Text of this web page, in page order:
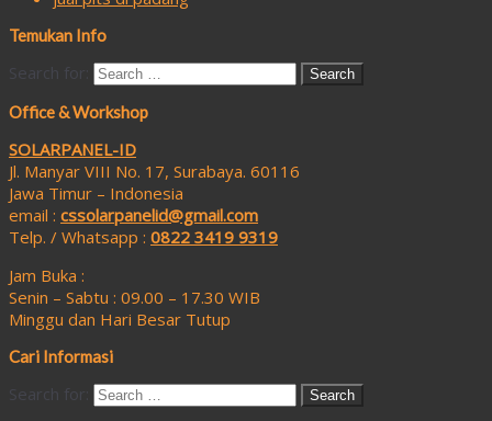
Temukan Info
Search for:
Office & Workshop
SOLARPANEL-ID
Jl. Manyar VIII No. 17, Surabaya. 60116
Jawa Timur – Indonesia
email : cssolarpanelid@gmail.com
Telp. / Whatsapp : 0822 3419 9319
Jam Buka :
Senin – Sabtu : 09.00 – 17.30 WIB
Minggu dan Hari Besar Tutup
Cari Informasi
Search for: